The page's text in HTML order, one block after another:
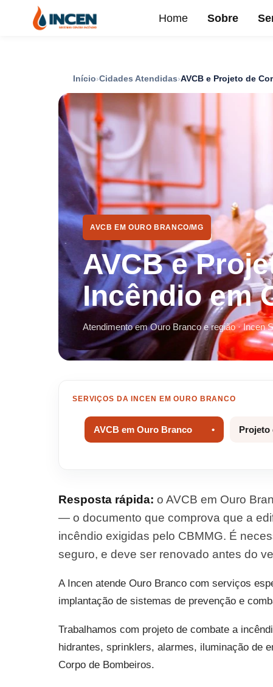
Home Sobre
Início Cidades Atendidas AVCB e Projeto de
AVCB EM OURO BRANCO/MG
AVCB e
Incêndio em
Atendimento em Ouro Branco e região · Incen
SERVIÇOS DA INCEN EM OURO BRANCO
AVCB em Ouro Branco Projeto
Resposta rápida: o AVCB em Ouro
— o documento que comprova que a
incêndio exigidas pelo CBMMG. É
seguro, e deve ser renovado antes do
A Incen atende Ouro Branco com serviços
implantação de sistemas de prevenção e
Trabalhamos com projeto de combate a
hidrantes, sprinklers, alarmes, iluminação de
Corpo de Bombeiros.